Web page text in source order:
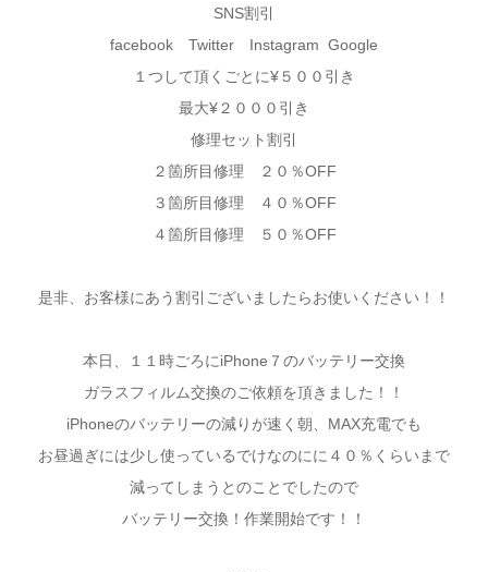
SNS割引
facebook Twitter Instagram Google
１つして頂くごとに¥５００引き
最大¥２０００引き
修理セット割引
２箇所目修理 ２０％OFF
３箇所目修理 ４０％OFF
４箇所目修理 ５０％OFF
是非、お客様にあう割引ございましたらお使いください！！
本日、１１時ごろにiPhone７のバッテリー交換
ガラスフィルム交換のご依頼を頂きました！！
iPhoneのバッテリーの減りが速く朝、MAX充電でも
お昼過ぎには少し使っているでけなのにに４０％くらいまで
減ってしまうとのことでしたので
バッテリー交換！作業開始です！！